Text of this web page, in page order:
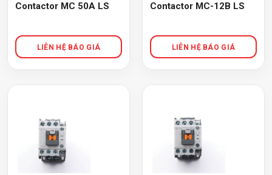
Contactor MC 50A LS Contactor MC-12B LS